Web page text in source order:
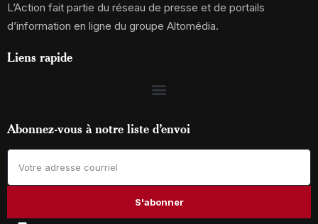
L’Action fait partie du réseau de presse et de portails
d’information en ligne du groupe Altomédia.
Liens rapide
Abonnez-vous à notre liste d’envoi